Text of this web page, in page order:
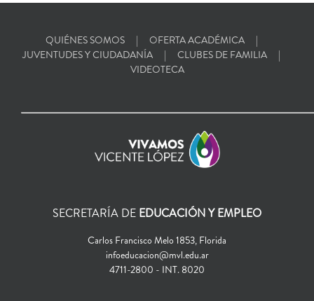
QUIÉNES SOMOS
OFERTA ACADÉMICA
JUVENTUDES Y CIUDADANÍA
CLUBES DE FAMILIA
VIDEOTECA
SECRETARÍA DE EDUCACIÓN Y EMPLEO
Carlos Francisco Melo 1853, Florida
infoeducacion@mvl.edu.ar
4711-2800 - INT. 8020